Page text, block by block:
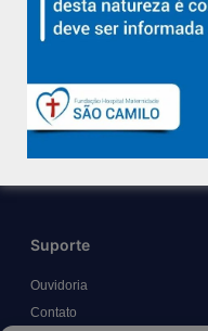
Sobre
Diretorias
Políticas e Normas
Trabalhe Conosco
Suporte
Ouvidoria
Contato